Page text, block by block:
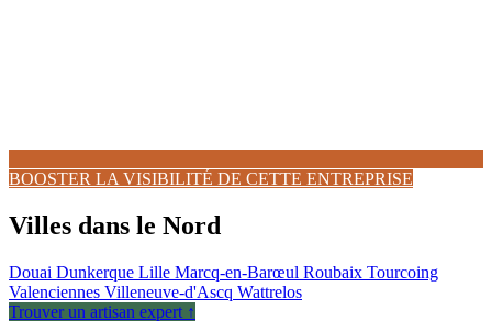
BOOSTER LA VISIBILITÉ DE CETTE ENTREPRISE
Villes dans le Nord
Douai Dunkerque Lille Marcq-en-Barœul Roubaix Tourcoing
Valenciennes Villeneuve-d'Ascq Wattrelos
Trouver un artisan expert ↑